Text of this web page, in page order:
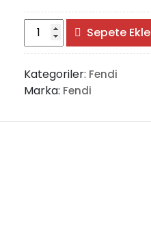
Fendi
First
Bag
Big
adet
Sepete Ekle
Kategoriler: Fendi
Marka: Fendi